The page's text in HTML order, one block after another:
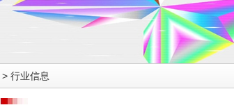
> 行业信息